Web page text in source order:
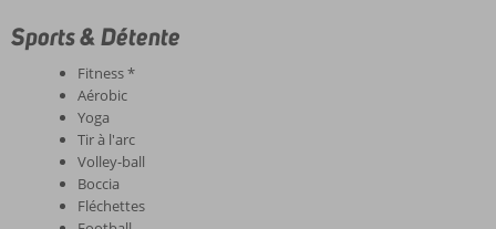
Sports & Détente
Fitness *
Aérobic
Yoga
Tir à l'arc
Volley-ball
Boccia
Fléchettes